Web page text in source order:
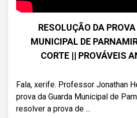
RESOLUÇÃO DA
MUNICIPAL DE
CORTE || PROVÁVEIS
Fala, xerife. Professor Jonathan
prova da Guarda Municipal de
resolver a prova de ...